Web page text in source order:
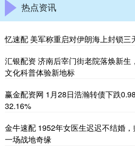
热点资讯
忆速配 美军称重启对伊朗海上封锁三
汇银配资 济南后宰门街老院落焕新生
文化科普体验新地标
赢金配资网 1月28日浩瀚转债下跌
32.16%
金牛速配 1952年女医生迟迟不结婚
一场战地奇缘